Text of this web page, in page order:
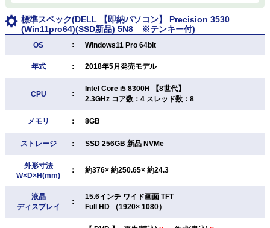
標準スペック(DELL 【即納パソコン】 Precision 3530
(Win11pro64)(SSD新品) 5N8 ※テンキー付)
OS ： Windows11 Pro 64bit
年式 ： 2018年5月発売モデル
CPU ：
Intel Core i5 8300H 【8世代】
2.3GHz コア数：4 スレッド数：8
メモリ ： 8GB
ストレージ ： SSD 256GB 新品 NVMe
外形寸法
W×D×H(mm)
： 約376× 約250.65× 約24.3
液晶
ディスプレイ
：
15.6インチ ワイド画面 TFT
Full HD （1920× 1080）